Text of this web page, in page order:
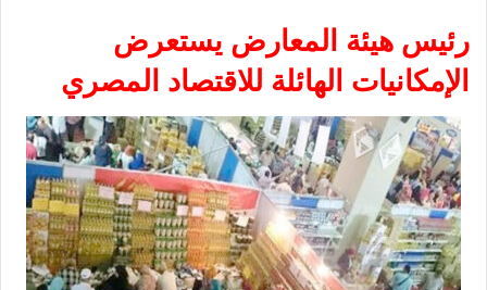
رئيس هيئة المعارض يستعرض
الإمكانيات الهائلة للاقتصاد المصري